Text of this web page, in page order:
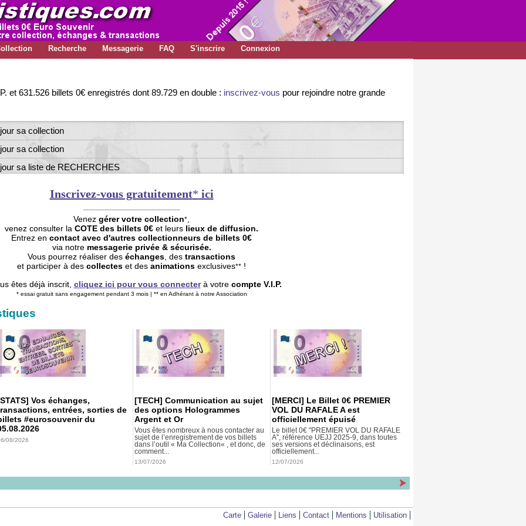
Recherche Messagerie FAQ S'inscrire Connexion
et 631.526 billets 0€ enregistrés dont 89.729 en double : inscrivez-vous pour rejoindre notre grande
sa collection
sa collection
sa collection
sa liste de RECHERCHES
sa collection
sa liste de RECHERCHES
sa collection
sa collection
sa collection
sa collection
sa liste de DOUBLES
sa collection
sa liste de RECHERCHES
sa collection
sa liste de RECHERCHES
sa liste de DOUBLES
sa liste de RECHERCHES
sa collection
sa collection
Inscrivez-vous gratuitement* ici
-------------------------------------------------------
Venez gérer votre collection*
venez consulter la COTE des billets 0€ et leurs lieux de diffusion.
Entrez en contact avec d'autres collectionneurs de billets 0€
via notre messagerie privée & sécurisée.
Vous pourrez réaliser des échanges , des transactions
et participer à des collectes et des animations exclusives** !
êtes déjà inscrit, cliquez ici pour vous connecterà votre compte V.I.P.
* essai gratuit sans engagement pendant 3 mois | ** en Adhérant à notre Association
Vos échanges,
entrées, sorties de
#eurosouvenir du
08/2026
[TECH] Communication au sujet
des options Hologrammes
Argent et Or
Vous êtes nombreux à nous contacter au
sujet de l’enregistrement de vos billets
dans l’outil « Ma Collection« , et donc, de
comment...
13/07/2026
[MERCI] Le Billet 0€ PREMIER
VOL DU RAFALE A est
officiellement épuisé
Le billet 0€ "PREMIER VOL DU RAFALE
A", référence UEJJ 2025-9, dans toutes
ses versions et déclinaisons, est
officiellement...
12/07/2026
Carte Galerie Liens Contact Mentions Utilisation